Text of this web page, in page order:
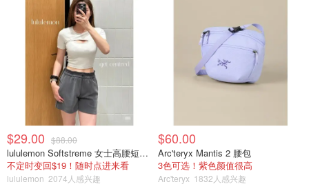
$29.00 $88.00
lululemon Softstreme 女士高腰短裤 10cm
不定时变回$19！随时点进来看
lululemon 2074人感兴趣
$60.00
Arc'teryx Mantis 2 腰包
3色可选！紫色颜值很高
Arc'teryx 1832人感兴趣